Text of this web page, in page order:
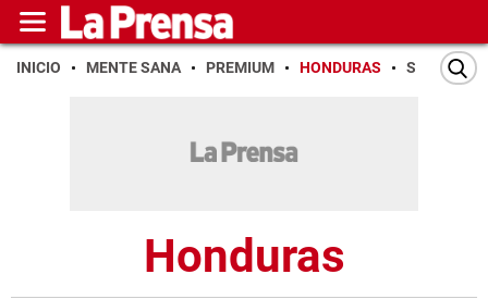
INICIO MENTE SANA PREMIUM HONDURAS SAN PEDRO
Honduras